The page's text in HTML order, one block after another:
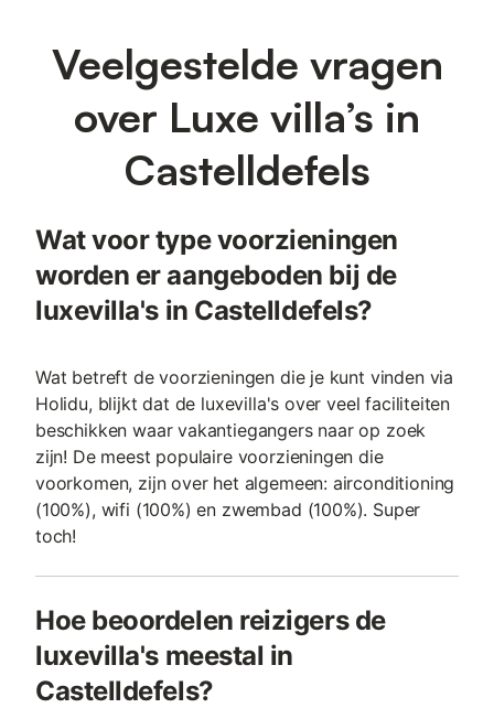
Veelgestelde vragen
over Luxe villa’s in
Castelldefels
Wat voor type voorzieningen
worden er aangeboden bij de
luxevilla's in Castelldefels?
Wat betreft de voorzieningen die je kunt vinden via
Holidu, blijkt dat de luxevilla's over veel faciliteiten
beschikken waar vakantiegangers naar op zoek
zijn! De meest populaire voorzieningen die
voorkomen, zijn over het algemeen: airconditioning
(100%), wifi (100%) en zwembad (100%). Super
toch!
Hoe beoordelen reizigers de
luxevilla's meestal in
Castelldefels?